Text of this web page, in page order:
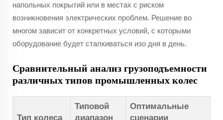
напольных покрытий или в местах с риском
возникновения электрических проблем. Решение во
многом зависит от конкретных условий, с которыми
оборудование будет сталкиваться изо дня в день.
Сравнительный анализ грузоподъемности
различных типов промышленных колес
Тип колеса
Типовой
диапазон
Оптимальные
сценарии